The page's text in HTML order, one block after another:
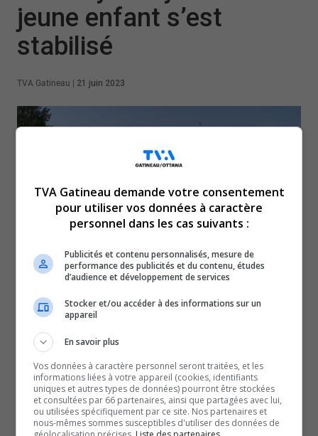
jeune enfant s’est
stabilisé
TVA Gatineau 21 juin 2023
L’état de santé du jeune enfant retrouvé inconscient
dans l’eau dimanche à Mooney’s Bay s’est stabilisé.
Le CHEO a confirmé l’amélioration de son état, même s’il
demeure encore en soins intensifs.
On craignait pour la vie de ce jeune qui avait été
découvert par des passants.
La famille a remercié les médecins pour avoir permis de
sauver leur enfant dans une déclaration écrite.
TVA Gatineau demande votre consentement
pour utiliser vos données à caractère
personnel dans les cas suivants :
Publicités et contenu personnalisés, mesure de
performance des publicités et du contenu, études
d’audience et développement de services
Stocker et/ou accéder à des informations sur un
appareil
En savoir plus
Vos données à caractère personnel seront traitées, et les
informations liées à votre appareil (cookies, identifiants
uniques et autres types de données) pourront être stockées
et consultées par 66 partenaires, ainsi que partagées avec lui,
ou utilisées spécifiquement par ce site. Nos partenaires et
nous-mêmes sommes susceptibles d'utiliser des données de